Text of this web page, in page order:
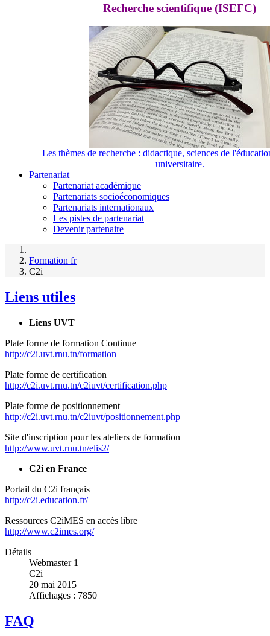
Recherche scientifique (ISEFC)
Les thèmes de recherche : didactique, sciences de
universitaire.
Partenariat
Partenariat académique
Partenariats socioéconomiques
Partenariats internationaux
Les pistes de partenariat
Devenir partenaire
Formation fr
C2i
Liens utiles
Liens UVT
Plate forme de formation Continue
http://c2i.uvt.rnu.tn/formation
Plate forme de certification
http://c2i.uvt.rnu.tn/c2iuvt/certification.php
Plate forme de positionnement
http://c2i.uvt.rnu.tn/c2iuvt/positionnement.php
Site d'inscription pour les ateliers de formation
http://www.uvt.rnu.tn/elis2/
C2i en France
Portail du C2i français
http://c2i.education.fr/
Ressources C2iMES en accès libre
http://www.c2imes.org/
Détails
Webmaster 1
C2i
20 mai 2015
Affichages : 7850
FAQ